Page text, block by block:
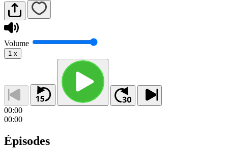
Volume
1 x
00:00
00:00
Épisodes